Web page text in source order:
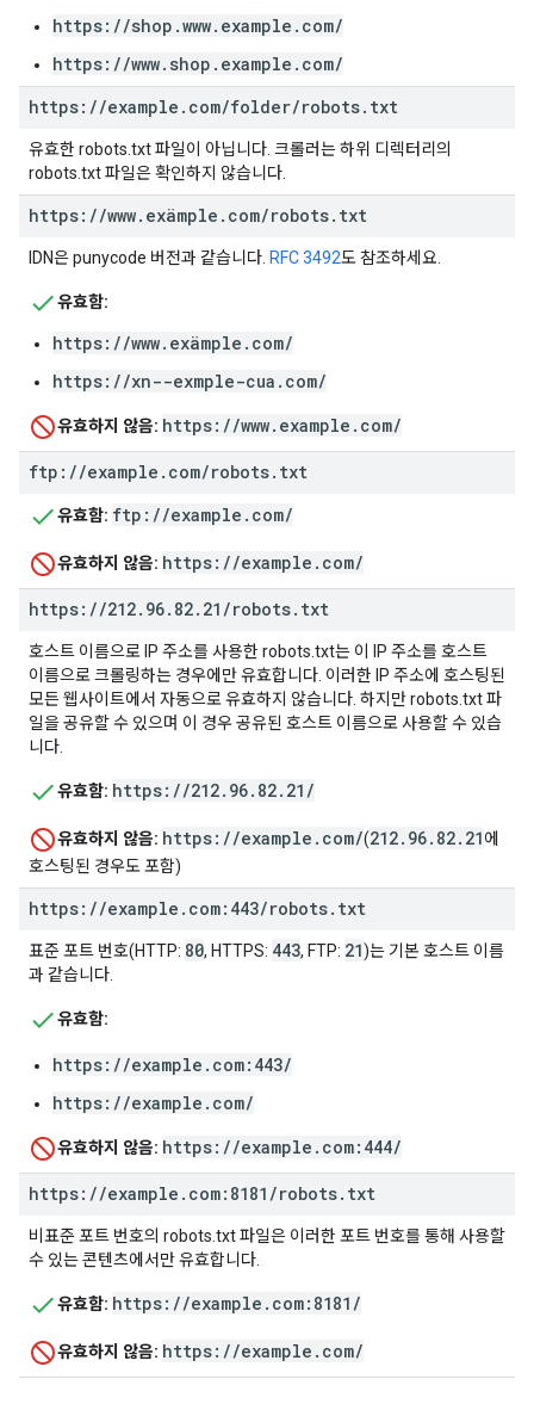
https://shop.www.example.com/
https://www.shop.example.com/
https: //example . com/folder/robots. txt
유효한 robots.txt 파일이 아닙니다. 크롤러는 하위 디렉터리의
robots.txt 파일은 확인하지 않습니다.
https: //www. exämple . com/robots. txt
IDN은 punycode 버전과 같습니다. RFC 3492도 참조하세요.
유효함:
https://www.exämple.com/
https://xn--exmple-cua.com/
유효하지 않음: https://www.example.com/
ftp: //example . com/robots. txt
유효함: ftp://example.com/
유효하지 않음: https://example.com/
https: //212. 96. 82. 21 /robots. txt
호스트 이름으로 IP 주소를 사용한 robots.txt는 이 IP 주소를 호스트
이름으로 크롤링하는 경우에만 유효합니다. 이러한 IP 주소에 호스팅된
모든 웹사이트에서 자동으로 유효하지 않습니다. 하지만 robots.txt 파
일을 공유할 수 있으며 이 경우 공유된 호스트 이름으로 사용할 수 있습
니다.
유효함: https://212.96.82.21/
유효하지 않음: https://example.com/(212.96.82.21에
호스팅된 경우도 포함)
https: //example . com:443/robots. txt
표준 포트 번호(HTTP: 80, HTTPS: 443, FTP: 21)는 기본 호스트 이름
과 같습니다.
유효함:
https://example.com:443/
https://example.com/
유효하지 않음: https://example.com:444/
https: //example . com:8181 /robots. txt
비표준 포트 번호의 robots.txt 파일은 이러한 포트 번호를 통해 사용할
수 있는 콘텐츠에서만 유효합니다.
유효함: https://example.com:8181/
유효하지 않음: https://example.com/